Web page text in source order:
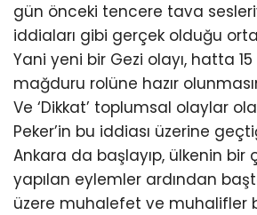
gün önceki tencere tava
iddiaları gibi gerçek olduğu
Yani yeni bir Gezi olayı, hatta
mağduru rolüne hazır
Ve ‘Dikkat’ toplumsal olaylar
Peker’in bu iddiası üzerine
Ankara da başlayıp, ülkenin bir
yapılan eylemler ardından
üzere muhalefet ve muhalifler